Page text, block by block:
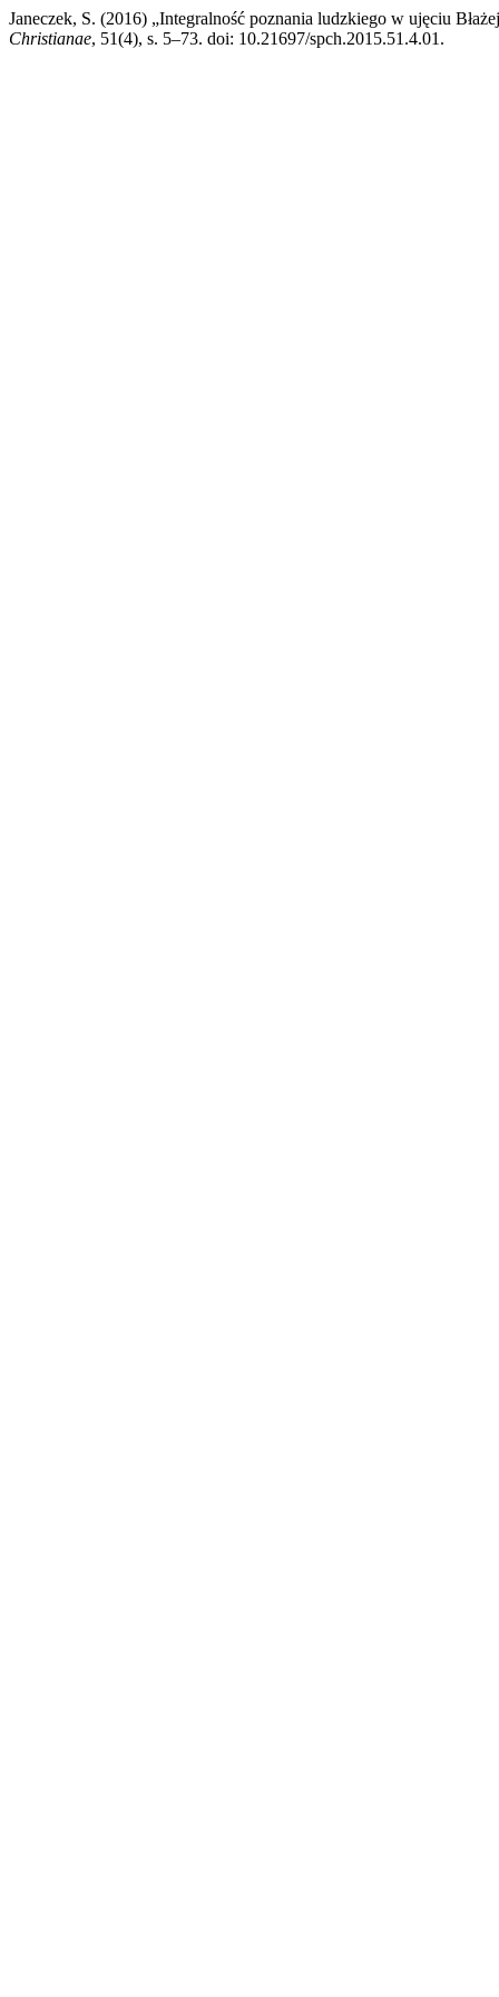
Janeczek, S. (2016) „Integralność poznania ludzkiego w ujęciu
Christianae, 51(4), s. 5–73. doi: 10.21697/spch.2015.51.4.01.